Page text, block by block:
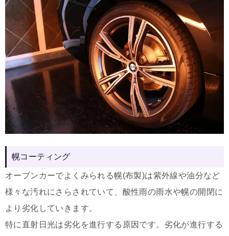
幌コーティング
オープンカーでよくみられる幌(布製)は紫外線や油分など
様々な汚れにさらされていて、酸性雨の雨水や幌の開閉に
より劣化していきます。
特に直射日光は劣化を進行する原因です。劣化が進行する